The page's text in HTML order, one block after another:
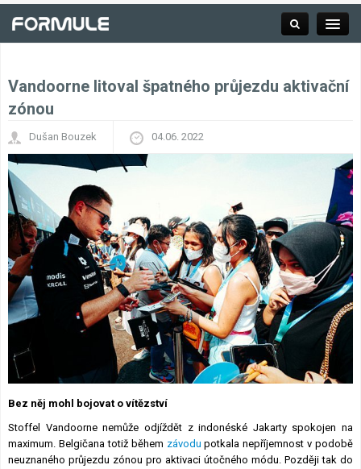
Závodní série
Kalendář F1
Výsledky F1
Týmy a jezdci F1
Okruhy F1
Lexikon F1
Vandoorne litoval špatného průjezdu aktivační
zónou
Dušan Bouzek 04.06. 2022
Bez něj mohl bojovat o vítězství
Stoffel Vandoorne nemůže odjíždět z indonéské Jakarty spokojen na
maximum. Belgičana totiž během závodu potkala nepříjemnost v podobě
neuznaného průjezdu zónou pro aktivaci útočného módu. Později tak do